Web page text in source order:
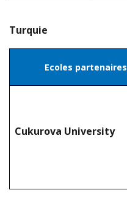
Turquie
Ecoles partenaires
Cukurova University